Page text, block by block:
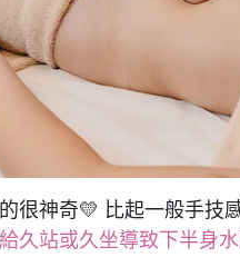
很神奇💛 比起一般手技
久站或久坐導致下半身